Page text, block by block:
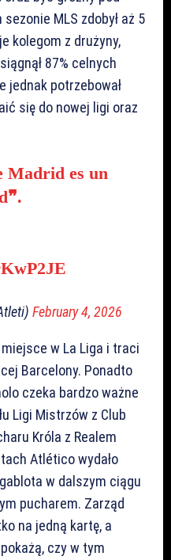
MLS zdobył aż 5
kolegom z drużyny,
87% celnych
jednak potrzebował
się do nowej ligi oraz
Madrid es un
February 4, 2026
w La Liga i traci
Barcelony. Ponadto
czeka bardzo ważne
Ligi Mistrzów z Club
Króla z Realem
Atlético wydało
w dalszym ciągu
pucharem. Zarząd
na jedną kartę, a
czy w tym